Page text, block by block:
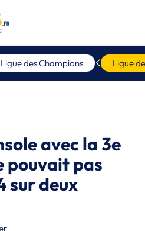
Ligue des Champions Ligue
avec la 3e
pouvait pas
sur deux